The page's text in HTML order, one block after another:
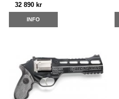
32 890 kr
INFO